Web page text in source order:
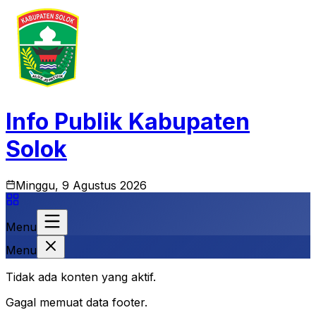
Info Publik Kabupaten
Solok
Minggu, 9 Agustus 2026
Menu
Menu
Tidak ada konten yang aktif.
Gagal memuat data footer.